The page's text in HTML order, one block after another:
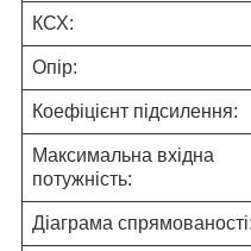
КСХ:
Опір:
Коефіцієнт підсилення:
Максимальна вхідна
потужність:
Діаграма спрямованості: